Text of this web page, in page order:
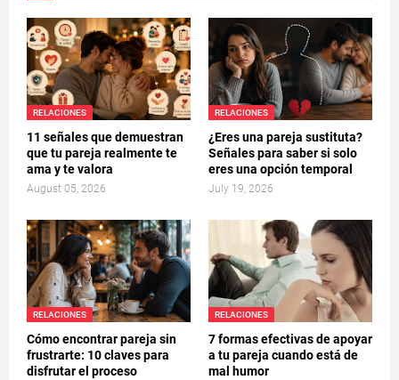
RELACIONES
11 señales que demuestran
que tu pareja realmente te
ama y te valora
August 05, 2026
RELACIONES
¿Eres una pareja sustituta?
Señales para saber si solo
eres una opción temporal
July 19, 2026
RELACIONES
Cómo encontrar pareja sin
frustrarte: 10 claves para
disfrutar el proceso
RELACIONES
7 formas efectivas de apoyar
a tu pareja cuando está de
mal humor